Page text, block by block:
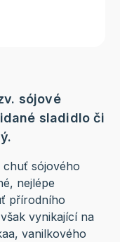
sójové
sladidlo či
chuť sójového
nejlépe
přírodního
vynikající na
vanilkového